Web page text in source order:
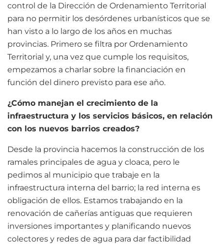
control de la Dirección de Ordenamiento Territorial
para no permitir los desórdenes urbanísticos que se
han visto a lo largo de los años en muchas
provincias. Primero se filtra por Ordenamiento
Territorial y, una vez que cumple los requisitos,
empezamos a charlar sobre la financiación en
función del dinero previsto para ese año.
¿Cómo manejan el crecimiento de la
infraestructura y los servicios básicos, en relación
con los nuevos barrios creados?
Desde la provincia hacemos la construcción de los
ramales principales de agua y cloaca, pero le
pedimos al municipio que trabaje en la
infraestructura interna del barrio; la red interna es
obligación de ellos. Estamos trabajando en la
renovación de cañerías antiguas que requieren
inversiones importantes y planificando nuevos
colectores y redes de agua para dar factibilidad